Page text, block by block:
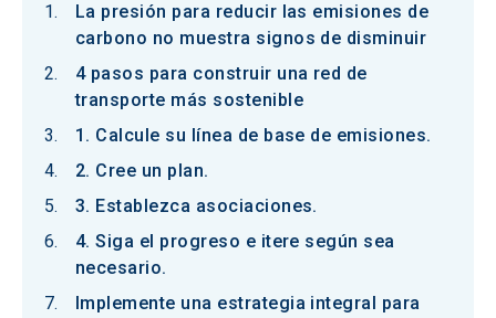
La presión para reducir las emisiones de
carbono no muestra signos de disminuir
4 pasos para construir una red de
transporte más sostenible
1. Calcule su línea de base de emisiones.
2. Cree un plan.
3. Establezca asociaciones.
4. Siga el progreso e itere según sea
necesario.
Implemente una estrategia integral para